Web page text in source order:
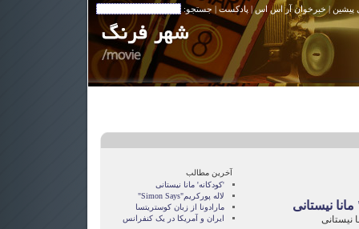
پیشین|خبرخوان آر اس اس|پادکست | جستجو:
نیستانی
نیستانی
آخرین مطالب
'کودکانه' مانا نیستانی
لاله پورکریم"Simon Says"
مارادونا از زبان کوستریتسا
ایران و آمریکا در یک کنفرانس